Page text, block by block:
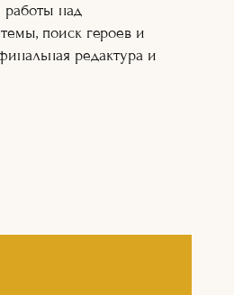
ПРОЕКТ,
работы над
поиск героев и
редактура и